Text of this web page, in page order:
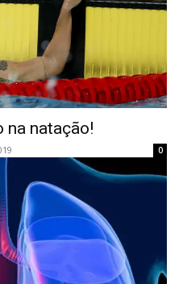
na natação!
0